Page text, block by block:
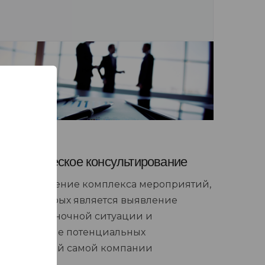
Стратегическое консультирование
Предоставление комплекса мероприятий,
целью которых является выявление
текущей рыночной ситуации и
определение потенциальных
потребностей самой компании